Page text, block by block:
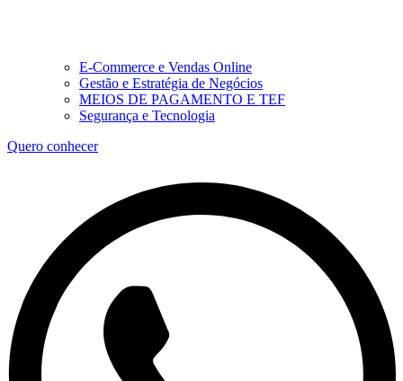
E-Commerce e Vendas Online
Gestão e Estratégia de Negócios
MEIOS DE PAGAMENTO E TEF
Segurança e Tecnologia
Quero conhecer